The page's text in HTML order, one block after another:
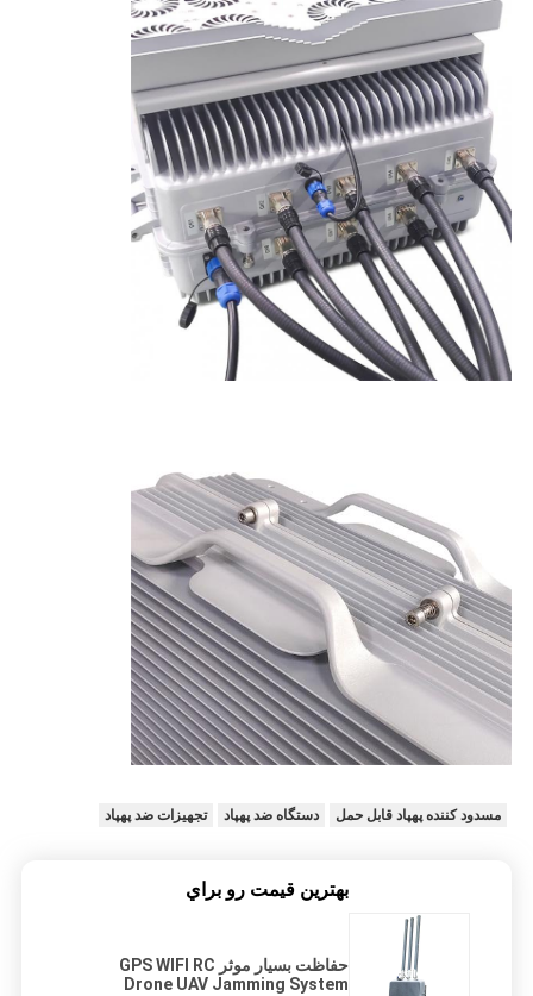
مسدود کننده پهپاد قابل حمل دستگاه ضد پهپاد تجهیزات ضد پهپاد
بهترين قيمت رو براي
حفاظت بسیار موثر GPS WIFI RC
Drone UAV Jamming System